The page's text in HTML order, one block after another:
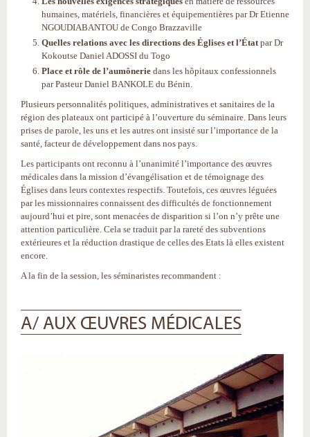
humaines, matériels, financières et équipementières par Dr Etienne
NGOUDIABANTOU de Congo Brazzaville
Quelles relations avec les directions des Églises et l’Étatpar Dr
Kokoutse Daniel ADOSSI du Togo
Place et rôle de l’aumônerie dans les hôpitaux confessionnels
par Pasteur Daniel BANKOLE du Bénin.
Plusieurs personnalités politiques, administratives et sanitaires de la
région des plateaux ont participé à l’ouverture du séminaire. Dans leurs
prises de parole, les uns et les autres ont insisté sur l’importance de la
santé, facteur de développement dans nos pays.
Les participants ont reconnu à l’unanimité l’importance des œuvres
médicales dans la mission d’évangélisation et de témoignage des
Églises dans leurs contextes respectifs. Toutefois, ces œuvres léguées
par les missionnaires connaissent des difficultés de fonctionnement
aujourd’hui et pire, sont menacées de disparition si l’on n’y prête une
attention particulière. Cela se traduit par la rareté des subventions
extérieures et la réduction drastique de celles des Etats là elles existent
encore.
A la fin de la session, les séminaristes recommandent :
A/ AUX ŒUVRES MÉDICALES